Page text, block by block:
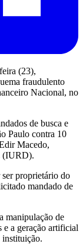
(23),
fraudulento
Nacional, no
de busca e
Paulo contra 10
Macedo,
(IURD).
proprietário do
mandado de
manipulação de
e a geração artificial
instituição.